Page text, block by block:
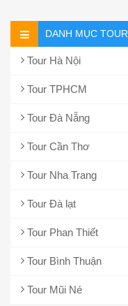
DANH MỤC TOUR
Tour Hà Nội
Tour TPHCM
Tour Đà Nẵng
Tour Cần Thơ
Tour Nha Trang
Tour Đà lạt
Tour Phan Thiết
Tour Bình Thuận
Tour Mũi Né